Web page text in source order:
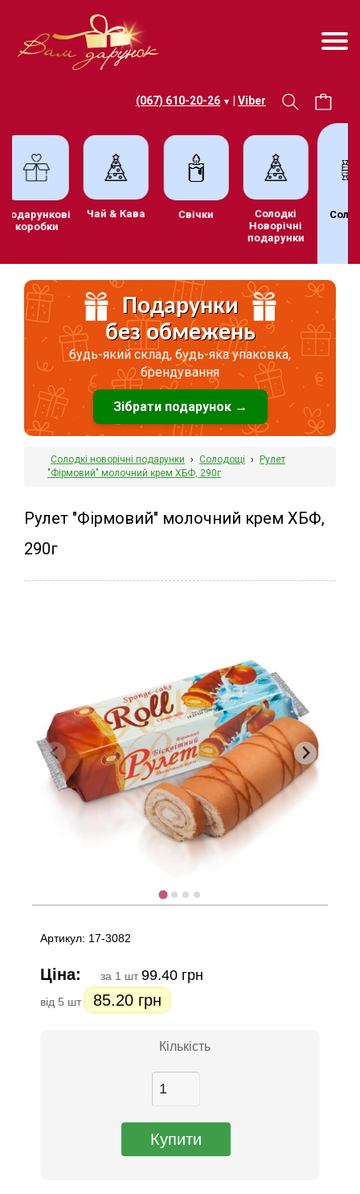
(067) 610-20-26 ▼ Viber
Подарункові
коробки
Чай & Кава Свічки
Солодкі
Новорічні
подарунки
Подарунки
без обмежень
будь-який склад, будь-яка упаковка,
брендування
Зібрати подарунок →
Солодкі новорічні подарунки › Солодощі › Рулет
"Фірмовий" молочний крем ХБФ, 290г
Рулет "Фірмовий" молочний крем ХБФ,
290г
Артикул: 17-3082
Ціна: за 1 шт99.40 грн
від 5 шт 85.20 грн
Кількість